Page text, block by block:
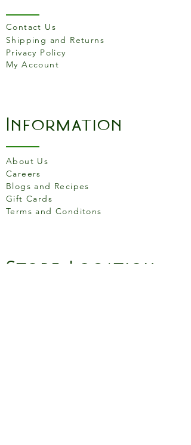
Contact Us
Shipping and Returns
Privacy Policy
My Account
Information
About Us
Careers
Blogs and Recipes
Gift Cards
Terms and Conditons
Store Location